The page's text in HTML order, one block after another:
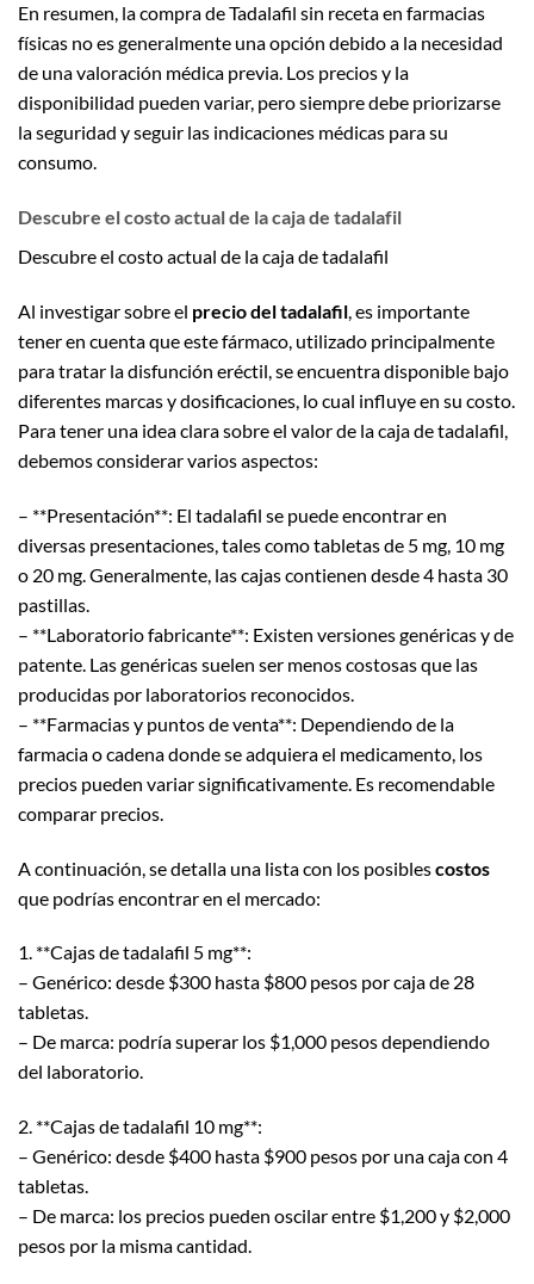
En resumen, la compra de Tadalafil sin receta en farmacias
físicas no es generalmente una opción debido a la necesidad
de una valoración médica previa. Los precios y la
disponibilidad pueden variar, pero siempre debe priorizarse
la seguridad y seguir las indicaciones médicas para su
consumo.
Descubre el costo actual de la caja de tadalafil
Descubre el costo actual de la caja de tadalafil
Al investigar sobre el precio del tadalafil, es importante
tener en cuenta que este fármaco, utilizado principalmente
para tratar la disfunción eréctil, se encuentra disponible bajo
diferentes marcas y dosificaciones, lo cual influye en su costo.
Para tener una idea clara sobre el valor de la caja de tadalafil,
debemos considerar varios aspectos:
– **Presentación**: El tadalafil se puede encontrar en
diversas presentaciones, tales como tabletas de 5 mg, 10 mg
o 20 mg. Generalmente, las cajas contienen desde 4 hasta 30
pastillas.
– **Laboratorio fabricante**: Existen versiones genéricas y de
patente. Las genéricas suelen ser menos costosas que las
producidas por laboratorios reconocidos.
– **Farmacias y puntos de venta**: Dependiendo de la
farmacia o cadena donde se adquiera el medicamento, los
precios pueden variar significativamente. Es recomendable
comparar precios.
A continuación, se detalla una lista con los posiblescostos
que podrías encontrar en el mercado:
1. **Cajas de tadalafil 5 mg**:
– Genérico: desde $300 hasta $800 pesos por caja de 28
tabletas.
– De marca: podría superar los $1,000 pesos dependiendo
del laboratorio.
2. **Cajas de tadalafil 10 mg**:
– Genérico: desde $400 hasta $900 pesos por una caja con 4
tabletas.
– De marca: los precios pueden oscilar entre $1,200 y $2,000
pesos por la misma cantidad.